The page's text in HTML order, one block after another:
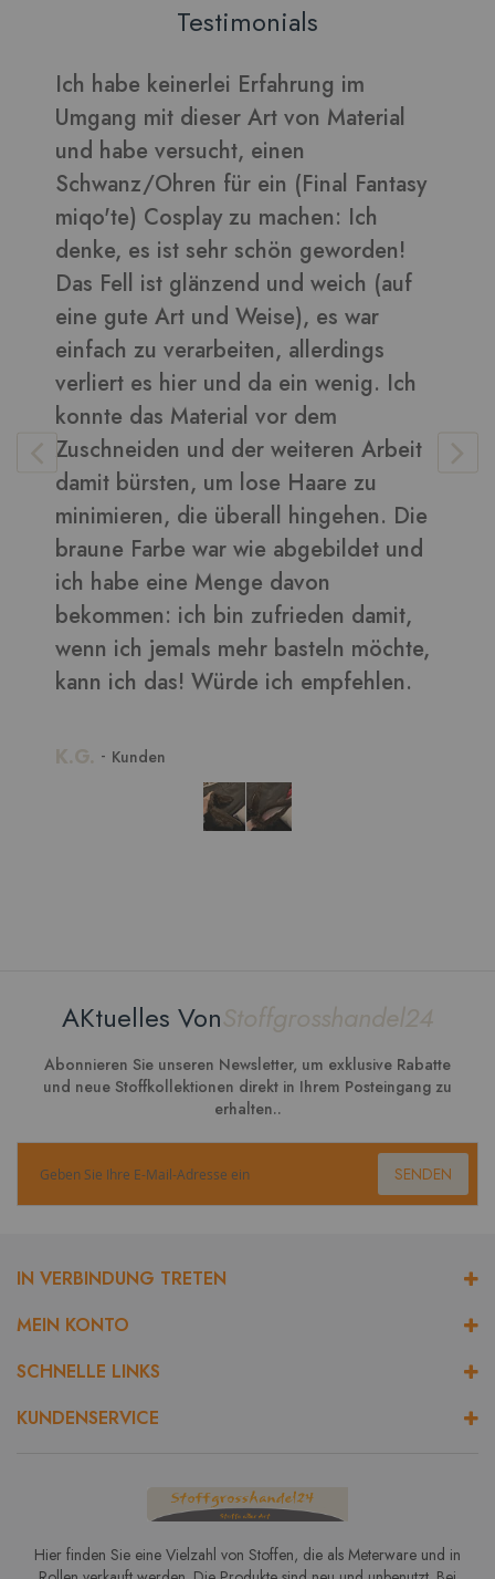
Testimonials
im
Material
Fantasy
Ich
geworden!
weich (auf
es war
wenig. Ich
Arbeit
zu
Die
und
damit,
möchte,
empfehlen.
Verarbeitet sich gut und die
daraus sehen toll aus ????
Bilder in dieser Rezension
Vera-Kunden
AKtuelles VonStoffgrosshandel24
Abonnieren Sie unseren Newsletter, um exklusive Rabatte
und neue Stoffkollektionen direkt in Ihrem Posteingang zu
erhalten..
SENDEN
IN VERBINDUNG TRETEN
MEIN KONTO
SCHNELLE LINKS
KUNDENSERVICE
Hier finden Sie eine Vielzahl von Stoffen, die als Meterware und in